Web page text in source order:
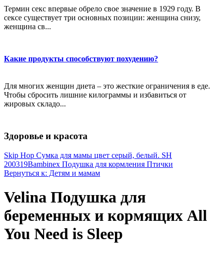
Термин секс впервые обрело свое значение в 1929 году. В
сексе существует три основных позиции: женщина снизу,
женщина св...
Какие продукты способствуют похудению?
Для многих женщин диета – это жесткие ограничения в еде.
Чтобы сбросить лишние килограммы и избавиться от
жировых складо...
Здоровье и красота
Skip Hop Сумка для мамы цвет серый, белый. SH
200319Bambinex Подушка для кормления Птички
Вернуться к: Детям и мамам
Velina Подушка для
беременных и кормящих All
You Need is Sleep